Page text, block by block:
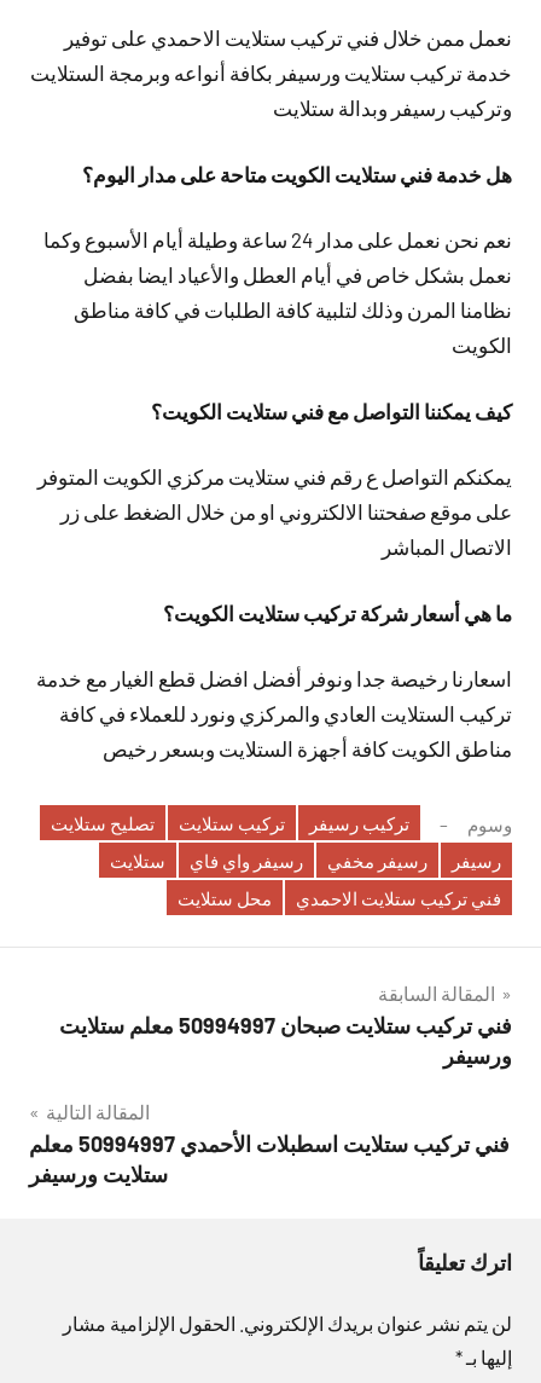
نعمل ممن خلال فني تركيب ستلايت الاحمدي على توفير
خدمة تركيب ستلايت ورسيفر بكافة أنواعه وبرمجة الستلايت
وتركيب رسيفر وبدالة ستلايت
هل خدمة فني ستلايت الكويت متاحة على مدار اليوم؟
نعم نحن نعمل على مدار 24 ساعة وطيلة أيام الأسبوع وكما
نعمل بشكل خاص في أيام العطل والأعياد ايضا بفضل
نظامنا المرن وذلك لتلبية كافة الطلبات في كافة مناطق
الكويت
كيف يمكننا التواصل مع فني ستلايت الكويت؟
يمكنكم التواصل ع رقم فني ستلايت مركزي الكويت المتوفر
على موقع صفحتنا الالكتروني او من خلال الضغط على زر
الاتصال المباشر
ما هي أسعار شركة تركيب ستلايت الكويت؟
اسعارنا رخيصة جدا ونوفر أفضل افضل قطع الغيار مع خدمة
تركيب الستلايت العادي والمركزي ونورد للعملاء في كافة
مناطق الكويت كافة أجهزة الستلايت وبسعر رخيص
وسوم تركيب رسيفر تركيب ستلايت
تصليح ستلايت
رسيفر
رسيفر مخفي رسيفر واي فاي
ستلايت
فني تركيب ستلايت الاحمدي
محل ستلايت
تصفّح
المقالات
المقالة السابقة
فني تركيب ستلايت صبحان 50994997 معلم ستلايت
ورسيفر
المقالة التالية
فني تركيب ستلايت اسطبلات الأحمدي 50994997 معلم
ستلايت ورسيفر
اترك تعليقاً
لن يتم نشر عنوان بريدك الإلكتروني. الحقول الإلزامية مشار
إليها بـ*